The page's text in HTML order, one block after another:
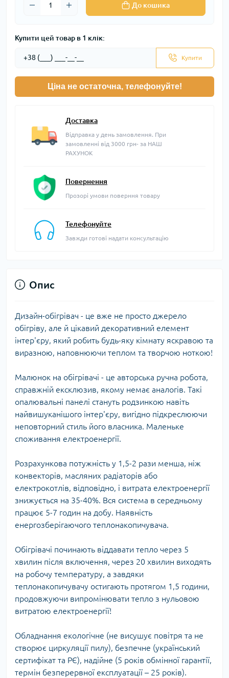
До кошика
Купити цей товар в 1 клік:
Купити
Ціна не остаточна, телефонуйте!
Доставка
Відправка у день замовлення. При
замовленні від 3000 грн- за НАШ
РАХУНОК
Повернення
Прозорі умови поверння товару
Телефонуйте
Завжди готові надати консультацію
Опис
Дизайн-обігрівач - це вже не просто джерело
обігріву, але й цікавий декоративний елемент
інтер'єру, який робить будь-яку кімнату яскравою та
виразною, наповнюючи теплом та творчою ноткою!
Малюнок на обігрівачі - це авторська ручна робота,
справжній ексклюзив, якому немає аналогів. Такі
опалювальні панелі стануть родзинкою навіть
найвишуканішого інтер'єру, вигідно підкреслюючи
неповторний стиль його власника. Маленьке
споживання електроенергії.
Розрахункова потужність у 1,5-2 рази менша, ніж
конвекторів, масляних радіаторів або
електрокотлів, відповідно, і витрата електроенергії
знижується на 35-40%. Вся система в середньому
працює 5-7 годин на добу. Наявність
енергозберігаючого теплонакопичувача.
Обігрівачі починають віддавати тепло через 5
хвилин після включення, через 20 хвилин виходять
на робочу температуру, а завдяки
теплонакопичувачу остигають протягом 1,5 години,
продовжуючи випромінювати тепло з нульовою
витратою електроенергії!
Обладнання екологічне (не висушує повітря та не
створює циркуляції пилу), безпечне (український
сертифікат та РЄ), надійне (5 років обмінної гарантії,
термін безперервної експлуатації – 25 років).